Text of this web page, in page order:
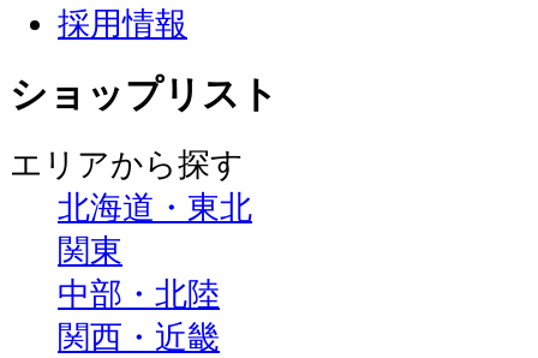
採用情報
ショップリスト
エリアから探す
北海道・東北
関東
中部・北陸
関西・近畿